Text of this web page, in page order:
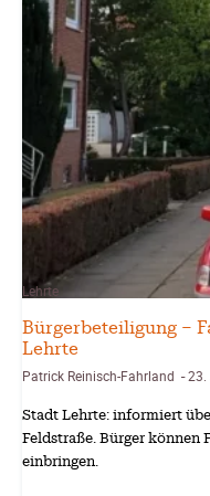
Lehrte
Bürgerbeteiligung –
Lehrte
Patrick Reinisch-Fahrland -23.
Stadt Lehrte: informiert
Feldstraße. Bürger können
einbringen.